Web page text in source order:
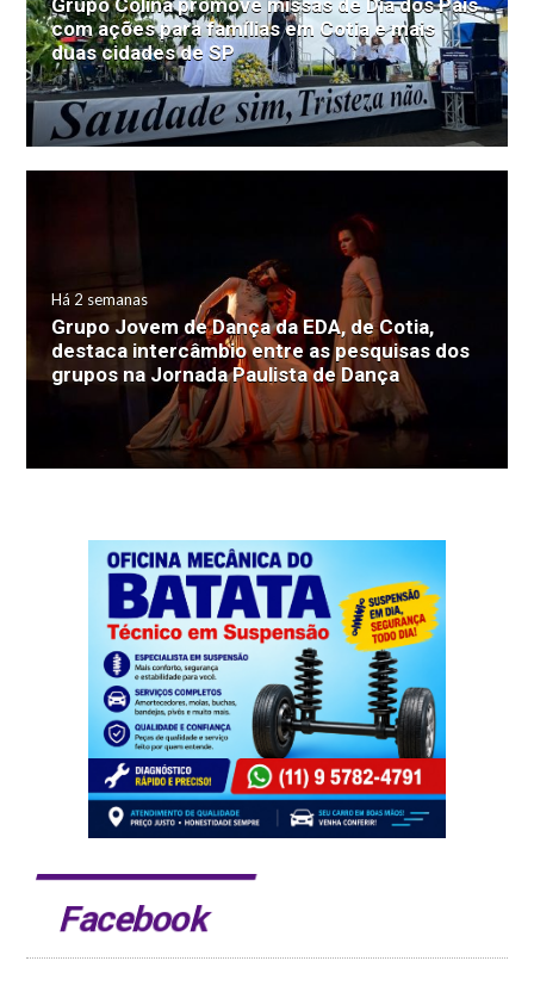
com ações para famílias em Cotia e mais
duas cidades de SP
Há 2 semanas
Grupo Jovem de Dança da EDA, de Cotia,
destaca intercâmbio entre as pesquisas dos
grupos na Jornada Paulista de Dança
Facebook